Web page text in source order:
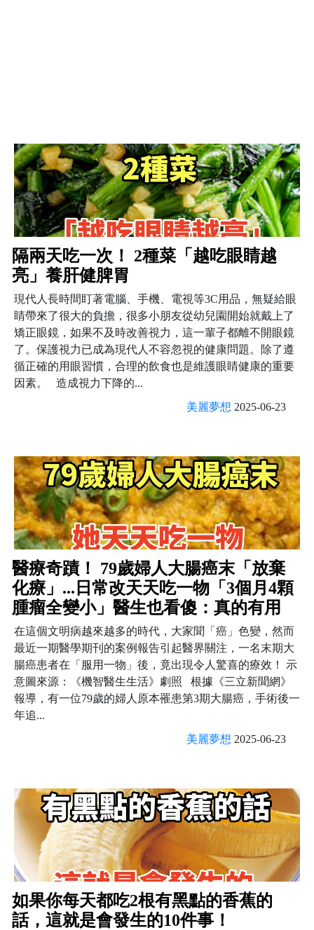
隔兩天吃一次！ 2種菜「越吃眼睛越
亮」養肝健脾胃
現代人長時間盯著電腦、手機、電視等3C用品，無疑給眼
睛帶來了很大的負擔，很多小朋友從幼兒園開始就戴上了
矯正眼鏡，如果不及時改善視力，這一輩子都離不開眼鏡
了。保護視力已成為現代人不容忽視的健康問題。除了遵
循正確的用眼習慣，合理的飲食也是維護眼睛健康的重要
因素。 造成視力下降的...
美麗夢想 2025-06-23
醫療奇蹟！ 79歲婦人大腸癌末「放棄
化療」...日常改天天吃一物「3個月4顆
腫瘤全變小」醫生也看傻：真的有用
在這個文明病越來越多的時代，大家聞「癌」色變，然而
最近一期醫學期刊的案例報告引起醫界關注，一名末期大
腸癌患者在「服用一物」後，竟出現令人驚喜的療效！ 示
意圖來源：《機智醫生生活》劇照 根據《三立新聞網》
報導，有一位79歲的婦人原本罹患第3期大腸癌，手術後一
年追...
美麗夢想 2025-06-23
如果你每天都吃2根有黑點的香蕉的
話，這就是會發生的10件事！